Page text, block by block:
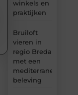
winkels en
praktijken
Bruiloft
vieren in
regio Breda
met een
mediterrane
beleving